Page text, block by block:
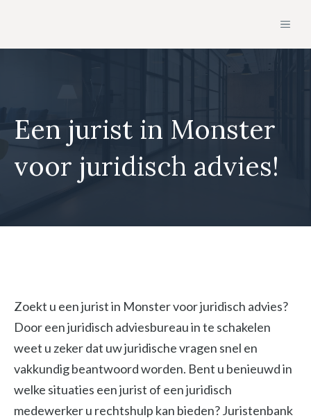
de
Een jurist in Monster
voor juridisch advies!
Zoekt u een jurist in Monster voor juridisch advies?
Door een juridisch adviesbureau in te schakelen
weet u zeker dat uw juridische vragen snel en
vakkundig beantwoord worden. Bent u benieuwd in
welke situaties een jurist of een juridisch
medewerker u rechtshulp kan bieden? Juristenbank